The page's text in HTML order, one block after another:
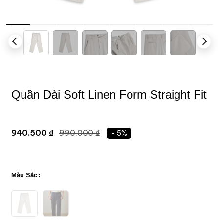
Quần Dài Soft Linen Form Straight Fit
940.500 ₫
Màu Sắc
990.000 ₫ - 5%